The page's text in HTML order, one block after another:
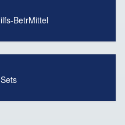
BetrMittel